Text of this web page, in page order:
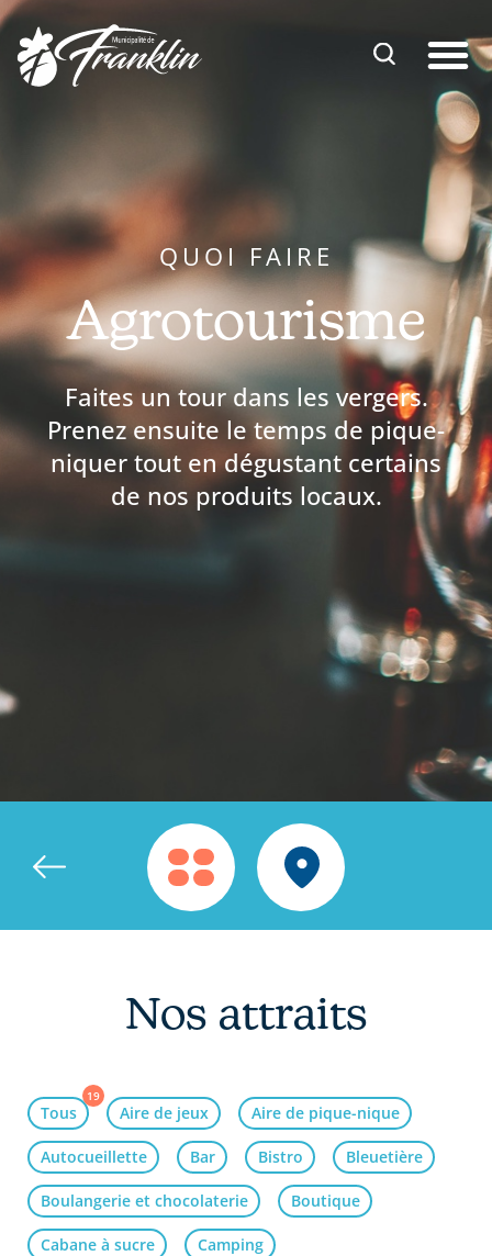
Aller
contenu
QUOI FAIRE
Agrotourisme
Faites un tour dans les vergers.
Prenez ensuite le temps de pique-
niquer tout en dégustant certains
de nos produits locaux.
Nos attraits
Tous
19
Aire de jeux Aire de pique-nique
Autocueillette Bar Bistro Bleuetière
Boulangerie et chocolaterie Boutique
Cabane à sucre Camping